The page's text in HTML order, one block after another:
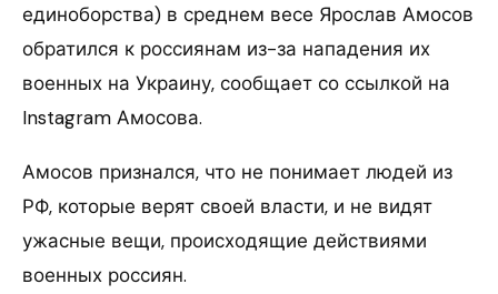
единоборства) в среднем весе Ярослав Амосов
обратился к россиянам из-за нападения их
военных на Украину, сообщает со ссылкой на
Instagram Амосова.
Амосов признался, что не понимает людей из
РФ, которые верят своей власти, и не видят
ужасные вещи, происходящие действиями
военных россиян.